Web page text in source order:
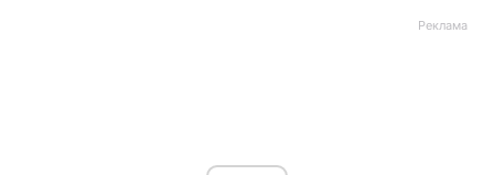
Реклама